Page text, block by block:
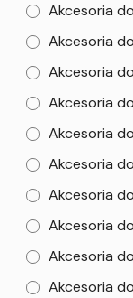
Akcesoria
Akcesoria
Akcesoria
Akcesoria
Akcesoria
Akcesoria
Akcesoria
Akcesoria
Akcesoria
Akcesoria